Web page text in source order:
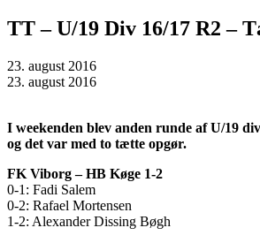
TT – U/19 Div 16/17 R2 –
23. august 2016
23. august 2016
I weekenden blev anden runde af U/19
og det var med to tætte opgør.
FK Viborg – HB Køge 1-2
0-1: Fadi Salem
0-2: Rafael Mortensen
1-2: Alexander Dissing Bøgh